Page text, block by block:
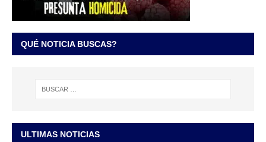
QUÉ NOTICIA BUSCAS?
ULTIMAS NOTICIAS